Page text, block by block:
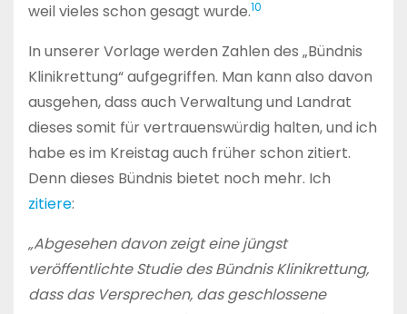
weil vieles schon gesagt wurde.10
In unserer Vorlage werden Zahlen des „Bündnis
Klinikrettung“ aufgegriffen. Man kann also davon
ausgehen, dass auch Verwaltung und Landrat
dieses somit für vertrauenswürdig halten, und ich
habe es im Kreistag auch früher schon zitiert.
Denn dieses Bündnis bietet noch mehr. Ich
zitiere:
„Abgesehen davon zeigt eine jüngst
veröffentlichte Studie des Bündnis Klinikrettung,
dass das Versprechen, das geschlossene